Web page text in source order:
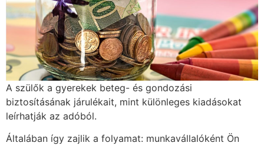
A szülők a gyerekek beteg- és gondozási
biztosításának járulékait, mint különleges kiadásokat
leírhatják az adóból.
Általában így zajlik a folyamat: munkavállalóként Ön